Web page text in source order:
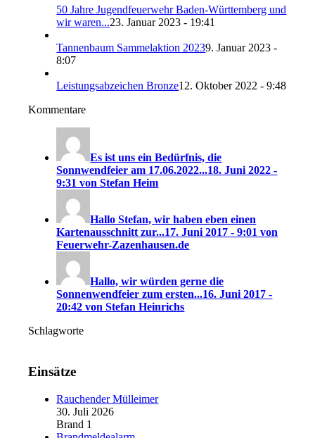
50 Jahre Jugendfeuerwehr Baden-Württemberg und
wir waren...23. Januar 2023 - 19:41
Tannenbaum Sammelaktion 20239. Januar 2023 -
8:07
Leistungsabzeichen Bronze12. Oktober 2022 - 9:48
Kommentare
Es ist uns ein Bedürfnis, die
Sonnwendfeier am 17.06.2022...18. Juni 2022 -
9:31 von Stefan Heim
Hallo Stefan, wir haben eben einen
Kartenausschnitt zur...17. Juni 2017 - 9:01 von
Feuerwehr-Zazenhausen.de
Hallo, wir würden gerne die
Sonnenwendfeier zum ersten...16. Juni 2017 -
20:42 von Stefan Heinrichs
Schlagworte
Einsätze
Rauchender Mülleimer
30. Juli 2026
Brand 1